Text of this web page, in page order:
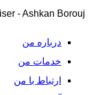
- Ashkan Borouj
درباره من
خدمات من
ارتباط با من